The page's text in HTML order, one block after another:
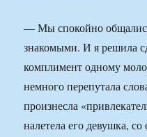
— Мы спокойно
знакомыми. И я решила
комплимент одному
немного перепутала
произнесла
налетела его девушка,